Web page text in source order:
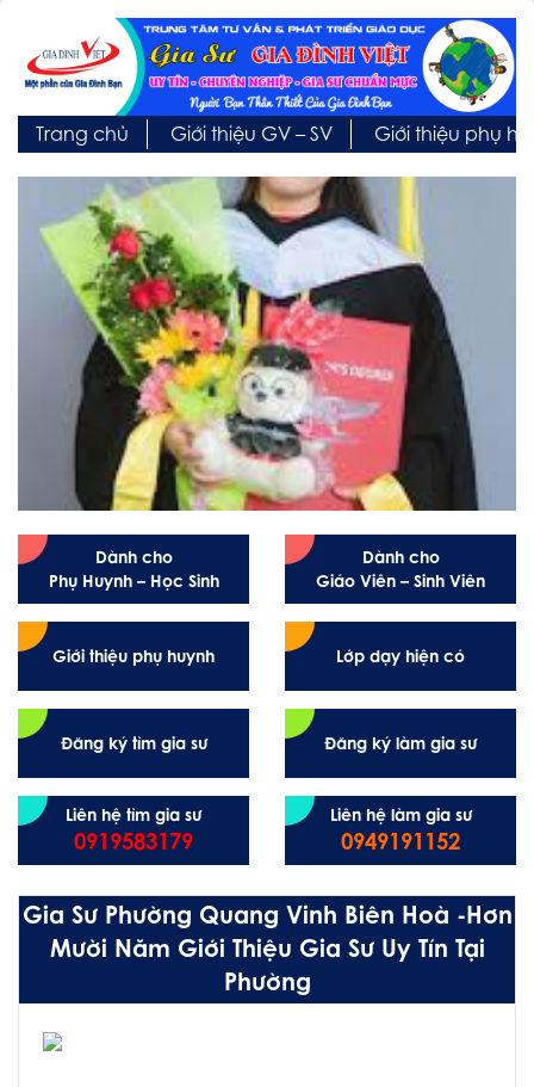
Trang chủ Giới thiệu GV – SV Giới thiệu phụ
Dành cho
Phụ Huynh – Học Sinh
Giới thiệu phụ huynh
Đăng ký tìm gia sư
Liên hệ tìm gia sư
0919583179
Dành cho
Giáo Viên – Sinh Viên
Lớp dạy hiện có
Đăng ký làm gia sư
Liên hệ làm gia sư
0949191152
Gia Sư Phường Quang Vinh Biên Hoà -Hơn
Mười Năm Giới Thiệu Gia Sư Uy Tín Tại
Phường